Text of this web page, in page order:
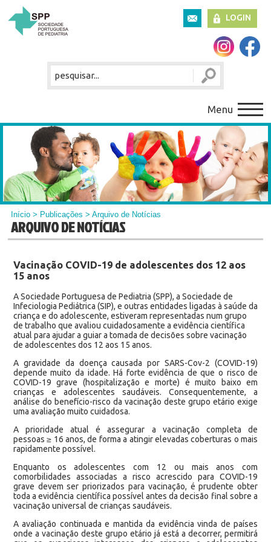
LOGIN
Menu
Início > Publicações > Arquivo de Notícias
ARQUIVO DE NOTÍCIAS
Vacinação COVID-19 de adolescentes dos 12 aos
15 anos
A Sociedade Portuguesa de Pediatria (SPP), a Sociedade de
Infeciologia Pediátrica (SIP), e outras entidades ligadas à saúde da
criança e do adolescente, estiveram representadas num grupo
de trabalho que avaliou cuidadosamente a evidência científica
atual para ajudar a guiar a tomada de decisões sobre vacinação
de adolescentes dos 12 aos 15 anos.
A gravidade da doença causada por SARS-Cov-2 (COVID-19)
depende muito da idade. Há forte evidência de que o risco de
COVID-19 grave (hospitalização e morte) é muito baixo em
crianças e adolescentes saudáveis. Consequentemente, a
análise do benefício-risco da vacinação deste grupo etário exige
uma avaliação muito cuidadosa.
A prioridade atual é assegurar a vacinação completa de
pessoas ≥ 16 anos, de forma a atingir elevadas coberturas o mais
rapidamente possível.
Enquanto os adolescentes com 12 ou mais anos com
comorbilidades associadas a risco acrescido para COVID-19
grave devem ser priorizados para vacinação, é prudente obter
toda a evidência científica possível antes da decisão final sobre a
vacinação universal de crianças saudáveis.
A avaliação continuada e mantida da evidência vinda de países
onde a vacinação deste grupo etário já está a decorrer, permitirá